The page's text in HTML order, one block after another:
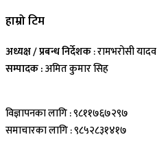
हाम्रो टिम
अध्यक्ष / प्रबन्ध निर्देशक: रामभरोसी यादव
सम्पादक :अमित कुमार सिह
विज्ञापनका लागि : ९८११७६७२९७
समाचारका लागि : ९८५२८३१४१७